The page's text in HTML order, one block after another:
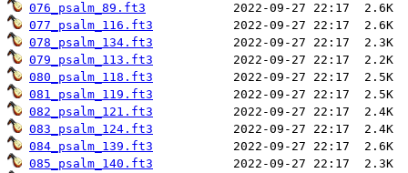
076_psalm_89.ft3
077_psalm_116.ft3
078_psalm_134.ft3
079_psalm_113.ft3
080_psalm_118.ft3
081_psalm_119.ft3
082_psalm_121.ft3
083_psalm_124.ft3
084_psalm_139.ft3
085_psalm_140.ft3